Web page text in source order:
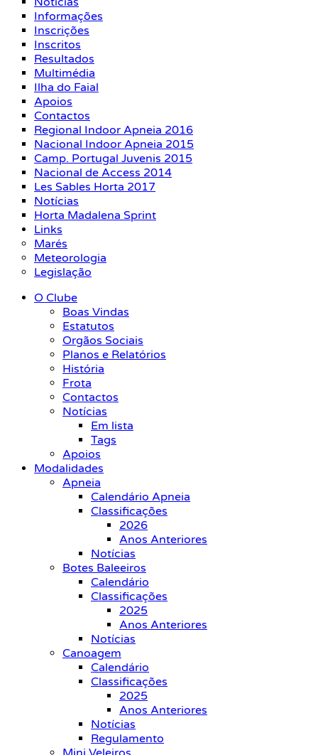
Informações
Inscrições
Inscritos
Resultados
Multimédia
Ilha do Faial
Apoios
Contactos
Regional Indoor Apneia 2016
Nacional Indoor Apneia 2015
Camp. Portugal Juvenis 2015
Nacional de Access 2014
Les Sables Horta 2017
Notícias
Horta Madalena Sprint
Links
Marés
Meteorologia
Legislação
O Clube
Boas Vindas
Estatutos
Orgãos Sociais
Planos e Relatórios
História
Frota
Contactos
Notícias
Em lista
Tags
Apoios
Modalidades
Apneia
Calendário Apneia
Classificações
2026
Anos Anteriores
Notícias
Botes Baleeiros
Calendário
Classificações
2025
Anos Anteriores
Notícias
Canoagem
Calendário
Classificações
2025
Anos Anteriores
Notícias
Regulamento